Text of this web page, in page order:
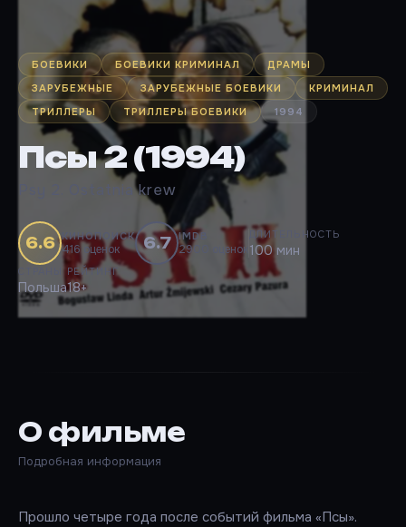
БОЕВИКИ БОЕВИКИ КРИМИНАЛ
ДРАМЫ
ЗАРУБЕЖНЫЕ
ЗАРУБЕЖНЫЕ БОЕВИКИ
КРИМИНАЛ
ТРИЛЛЕРЫ
ТРИЛЛЕРЫ БОЕВИКИ 1994
Псы 2 (1994)
Psy 2. Ostatnia krew
6.6 КИНОПОИСК
416 оценок 6.7 IMDB
2900 оценок
ДЛИТЕЛЬНОСТЬ
100 мин
СТРАНЫ
Польша
РЕЙТИНГ
18+
О фильме
Подробная информация
Прошло четыре года после событий фильма «Псы».